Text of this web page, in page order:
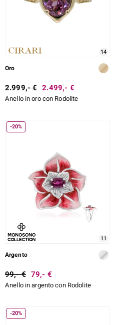
14
Oro
2.999,- € 2.499,- €
Anello in oro con Rodolite
-20%
11
Argento
99,- € 79,- €
Anello in argento con Rodolite
-20%